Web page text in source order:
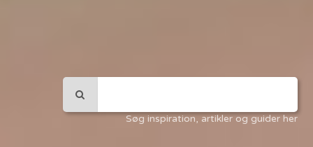
Søg inspiration, artikler og guider her